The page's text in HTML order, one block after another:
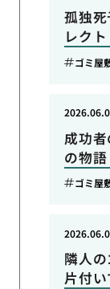
孤独
レクト
ゴミ屋
成功
の物語
ゴミ屋
隣人
片付